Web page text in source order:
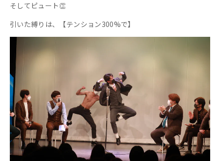
そしてピュート👏
引いた縛りは、【テンション300%で】